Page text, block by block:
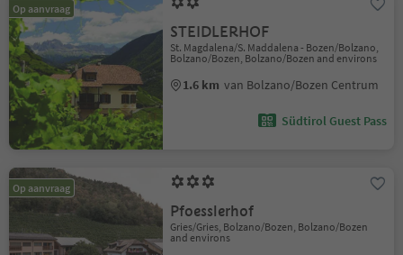
Op aanvraag
STEIDLERHOF
St. Magdalena/S. Maddalena - Bozen/Bolzano,
Bolzano/Bozen, Bolzano/Bozen and environs
1.6 km van Bolzano/Bozen Centrum
Südtirol Guest Pass
Op aanvraag
Pfoesslerhof
Gries/Gries, Bolzano/Bozen, Bolzano/Bozen
and environs